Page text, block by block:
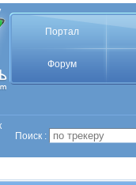
Портал
Форум
Поиск :